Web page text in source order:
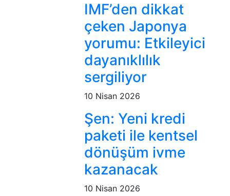
IMF’den dikkat
çeken Japonya
yorumu: Etkileyici
dayanıklılık
sergiliyor
10 Nisan 2026
Şen: Yeni kredi
paketi ile kentsel
dönüşüm ivme
kazanacak
10 Nisan 2026